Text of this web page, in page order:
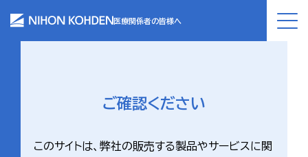
医療関係者の皆様へ
ご確認ください
このサイトは、弊社の販売する製品やサービスに関